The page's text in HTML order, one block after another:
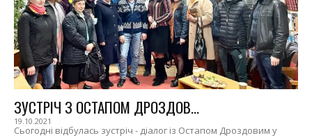
ЗУСТРІЧ З ОСТАПОМ ДРОЗДОВ...
19.10.2021
Сьогодні відбулась зустріч - діалог із Остапом Дроздовим у